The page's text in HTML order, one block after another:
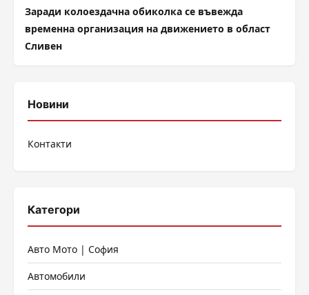
Заради колоездачна обиколка се въвежда
временна организация на движението в област
Сливен
Новини
Контакти
Категори
Авто Мото | София
Автомобили